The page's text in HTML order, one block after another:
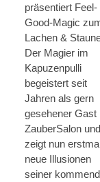
präsentiert Feel-
Good-Magic
Lachen &
Der Magier im
Kapuzenpulli
begeistert seit
Jahren als gern
gesehener Gast
ZauberSalon und
zeigt nun
neue Illusionen
seiner